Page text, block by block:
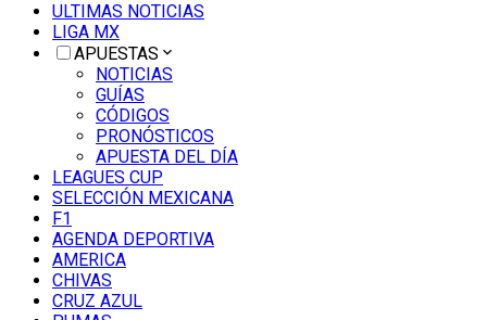
ULTIMAS NOTICIAS
LIGA MX
APUESTAS
NOTICIAS
GUÍAS
CÓDIGOS
PRONÓSTICOS
APUESTA DEL DÍA
LEAGUES CUP
SELECCIÓN MEXICANA
F1
AGENDA DEPORTIVA
AMERICA
CHIVAS
CRUZ AZUL